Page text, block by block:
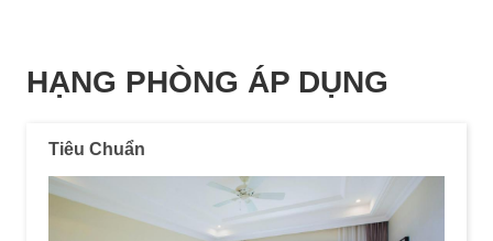
HẠNG PHÒNG ÁP DỤNG
Tiêu Chuẩn